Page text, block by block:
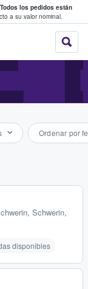
Todos los pedidos están
a su valor nominal.
Ordenar por
, Schwerin,
disponibles